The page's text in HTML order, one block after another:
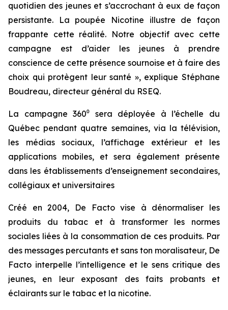
quotidien des jeunes et s’accrochant à eux de façon
persistante. La poupée Nicotine illustre de façon
frappante cette réalité. Notre objectif avec cette
campagne est d’aider les jeunes à prendre
conscience de cette présence sournoise et à faire des
choix qui protègent leur santé », explique Stéphane
Boudreau, directeur général du RSEQ.
La campagne 360⁰ sera déployée à l’échelle du
Québec pendant quatre semaines, via la télévision,
les médias sociaux, l’affichage extérieur et les
applications mobiles, et sera également présente
dans les établissements d’enseignement secondaires,
collégiaux et universitaires
Créé en 2004, De Facto vise à dénormaliser les
produits du tabac et à transformer les normes
sociales liées à la consommation de ces produits. Par
des messages percutants et sans ton moralisateur, De
Facto interpelle l’intelligence et le sens critique des
jeunes, en leur exposant des faits probants et
éclairants sur le tabac et la nicotine.